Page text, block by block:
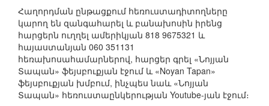
Հաղորդման ընթացքում հեռուստադիտողները
կարող են զանգահարել և բանախոսին իրենց
հարցերն ուղղել ամերիկյան 818 9675321 և
հայաստանյան 060 351131
հեռախոսահամարներով, հարցեր գրել «Նոյյան
Տապան» ֆեյսբուքյան էջում և «Noyan Tapan»
ֆեյսբուքյան խմբում, ինչպես նաև «Նոյյան
Տապան» հեռուստաընկերության Youtube-յան էջում։